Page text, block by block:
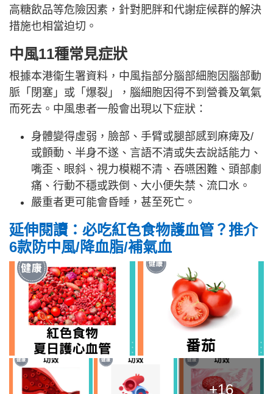
高糖飲品等危險因素，針對肥胖和代謝症候群的解決
措施也相當迫切。
中風11種常見症狀
根據本港衞生署資料，中風指部分腦部細胞因腦部動
脈「閉塞」或「爆裂」，腦細胞因得不到營養及氧氣
而死去。中風患者一般會出現以下症狀：
身體變得虛弱，臉部、手臂或腿部感到麻痺及/
或顫動、半身不遂、言語不清或失去說話能力、
嘴歪、眼斜、視力模糊不清、吞嚥困難、頭部劇
痛、行動不穩或跌倒、大小便失禁、流口水。
嚴重者更可能會昏睡，甚至死亡。
延伸閱讀：必吃紅色食物護血管？推介
6款防中風/降血脂/補氣血
+16